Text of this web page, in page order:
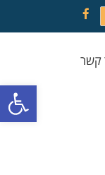
פתח
Facebook
קשר